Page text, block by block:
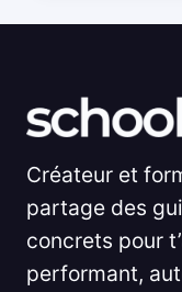
Créateur et
partage des
concrets pour
performant,